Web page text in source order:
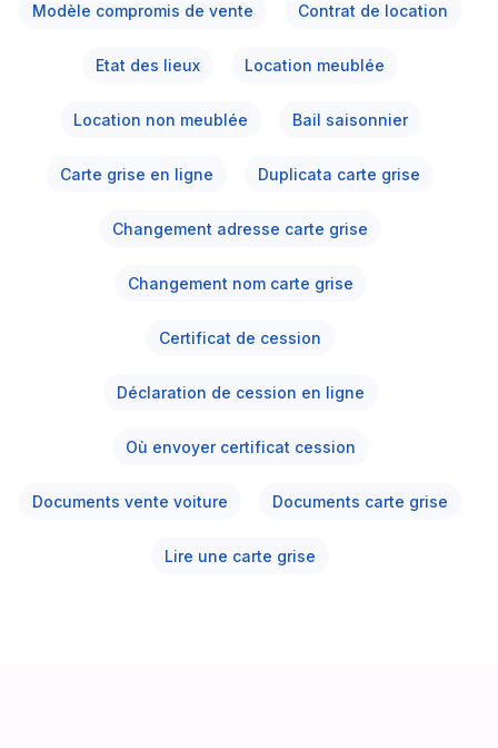
Modèle compromis de vente Contrat de location
Etat des lieux Location meublée
Location non meublée Bail saisonnier
Carte grise en ligne Duplicata carte grise
Changement adresse carte grise
Changement nom carte grise
Certificat de cession
Déclaration de cession en ligne
Où envoyer certificat cession
Documents vente voiture Documents carte grise
Lire une carte grise